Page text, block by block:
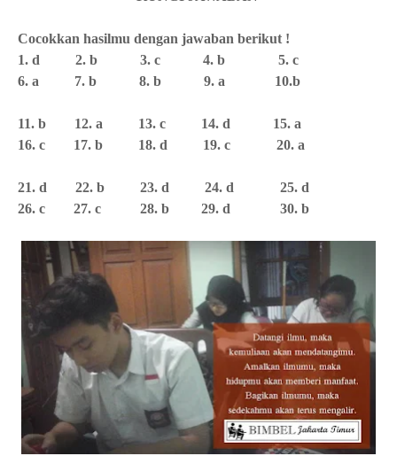
Cocokkan hasilmu dengan jawaban berikut !
1. d 2. b 3. c 4. b 5. c
6. a 7. b 8. b 9. a 10.b
11. b 12. a 13. c 14. d 15. a
16. c 17. b 18. d 19. c 20. a
21. d 22. b 23. d 24. d 25. d
26. c 27. c 28. b 29. d 30. b